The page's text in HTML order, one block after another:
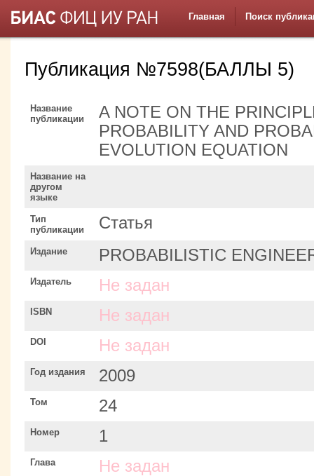
Главная Поиск
Публикация №7598(БАЛЛЫ 5)
Название
публикации
A NOTE ON THE
PROBABILITY AND
EVOLUTION EQUATION
Название на
другом
языке
Тип
публикации
Статья
Издание PROBABILISTIC
Издатель Не задан
ISBN Не задан
DOI Не задан
Год издания 2009
Том 24
Номер 1
Глава Не задан